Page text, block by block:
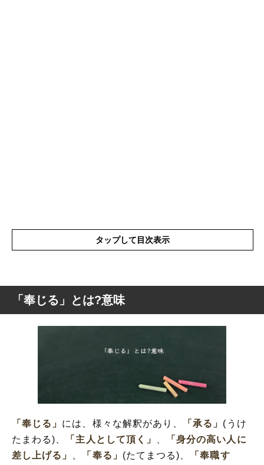
タップして目次表示
「奉じる」とは?意味
「奉じる」とは?意味
「奉じる」 には、様々な解釈があり、 「承る」 (うけ
たまわる)、
「主人として頂く」
「身分の高い人に
差し上げる」
「奉る」 (たてまつる)、
「奉職す